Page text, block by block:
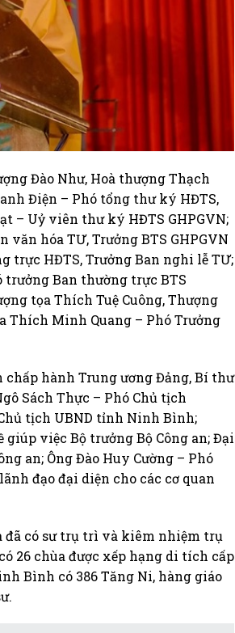
Đào Như, Hoà thượng Thạch
Điện – Phó tổng thư ký HĐTS,
– Uỷ viên thư ký HĐTS GHPGVN;
hóa TƯ, Trưởng BTS GHPGVN
HĐTS, Trưởng Ban nghi lễ TƯ;
trưởng Ban thường trực BTS
tọa Thích Tuệ Cuông, Thượng
Thích Minh Quang – Phó Trưởng
hành Trung ương Đảng, Bí thư
Sách Thực – Phó Chủ tịch
tịch UBND tỉnh Ninh Bình;
việc Bộ trưởng Bộ Công an; Đại
an; Ông Đào Huy Cường – Phó
đạo đại diện cho các cơ quan
đã có sư trụ trì và kiêm nhiệm trụ
26 chùa được xếp hạng di tích cấp
Bình có 386 Tăng Ni, hàng giáo